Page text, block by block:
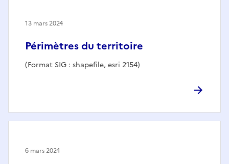
Périmètres du territoire
(Format SIG : shapefile, esri 2154)
13 mars 2024
6 mars 2024